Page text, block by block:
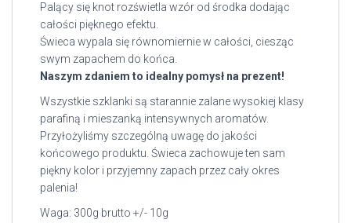
Palący się knot rozświetla wzór od środka dodając
całości pięknego efektu.
Świeca wypala się równomiernie w całości, ciesząc
swym zapachem do końca.
Naszym zdaniem to idealny pomysł na prezent!
Wszystkie szklanki są starannie zalane wysokiej klasy
parafiną i mieszanką intensywnych aromatów.
Przyłożyliśmy szczególną uwagę do jakości
końcowego produktu. Świeca zachowuje ten sam
piękny kolor i przyjemny zapach przez cały okres
palenia!
Waga: 300g brutto +/- 10g